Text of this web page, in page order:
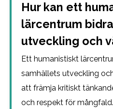
Hur kan ett
lärcentrum
utveckling och
Ett humanistiskt
samhällets utveckling
att främja kritiskt
och respekt för